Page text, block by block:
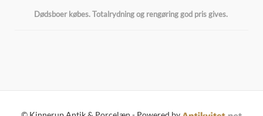
Dødsboer købes. Totalrydning og rengøring god pris gives.